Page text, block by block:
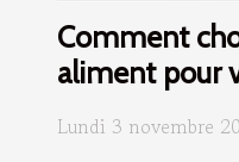
Comment
aliment pour
Lundi 3 novembre